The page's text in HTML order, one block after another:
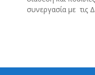
συνεργασία με τις